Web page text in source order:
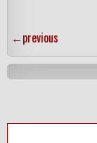
←previous